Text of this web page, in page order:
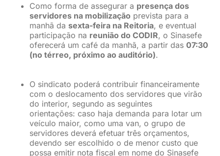
Como forma de assegurar a presença dos
servidores na mobilização prevista para a
manhã da sexta-feira na Reitoria, e eventual
participação na reunião do CODIR, o Sinasefe
oferecerá um café da manhã, a partir das 07:30
(no térreo, próximo ao auditório).
O sindicato poderá contribuir financeiramente
com o deslocamento dos servidores que virão
do interior, segundo as seguintes
orientações: caso haja demanda para lotar um
veículo maior, como uma van, o grupo de
servidores deverá efetuar três orçamentos,
devendo ser escolhido o de menor custo que
possa emitir nota fiscal em nome do Sinasefe